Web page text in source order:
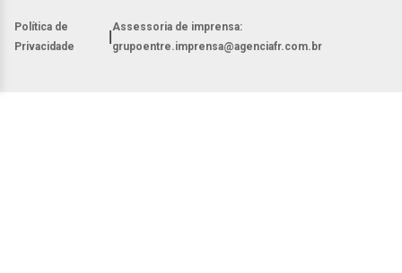
Política de
Privacidade
Assessoria de imprensa:
grupoentre.imprensa@agenciafr.com.br